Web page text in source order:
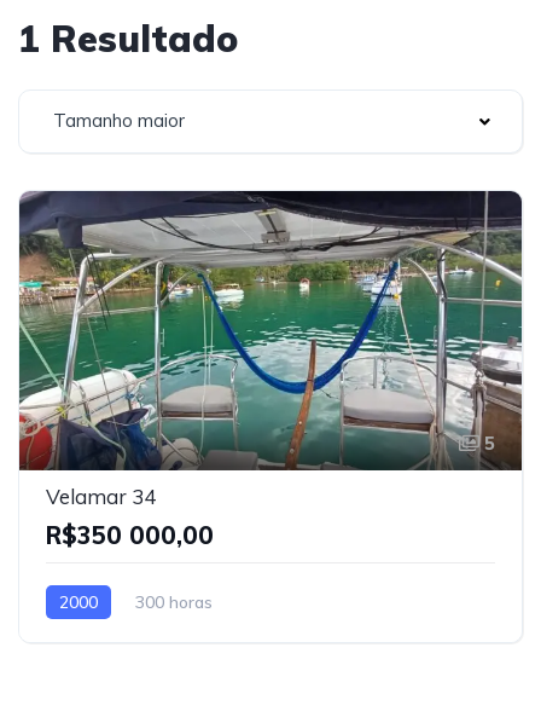
1 Resultado
Tamanho maior
5
Velamar 34
R$350 000,00
2000 300 horas